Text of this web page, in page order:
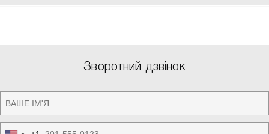
Зворотний дзвінок